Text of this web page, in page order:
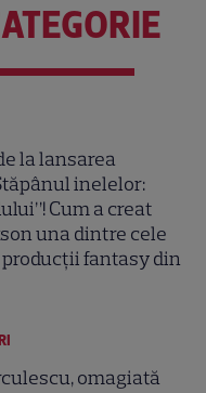
la lansarea
inelelor:
Cum a creat
una dintre cele
fantasy din
omagiată